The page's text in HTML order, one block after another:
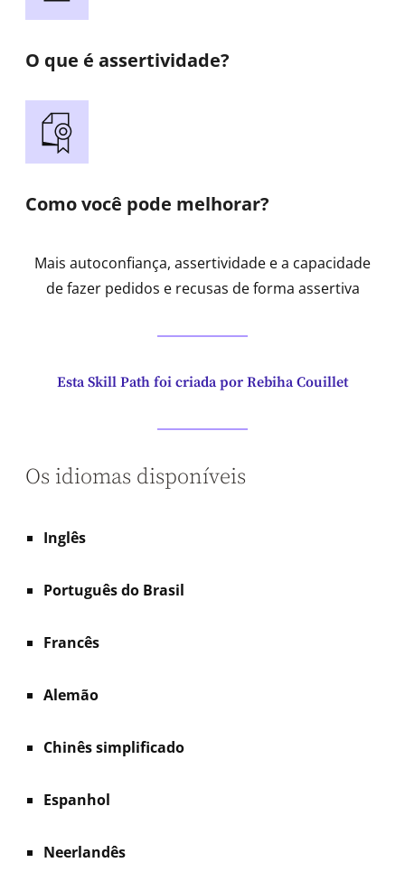
O que é assertividade?
Como você pode melhorar?
Mais autoconfiança, assertividade e a capacidade
de fazer pedidos e recusas de forma assertiva
Esta Skill Path foi criada por Rebiha Couillet
Os idiomas disponíveis
Inglês
Português do Brasil
Francês
Alemão
Chinês simplificado
Espanhol
Neerlandês